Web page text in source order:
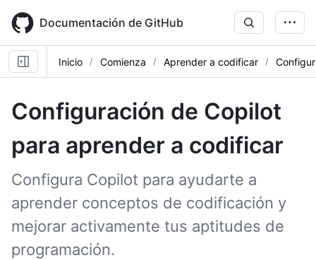
main
content
Documentación de GitHub
Inicio Comienza Aprender a codificar
Configuración de Copilot
para aprender a codificar
Configura Copilot para ayudarte a
aprender conceptos de codificación y
mejorar activamente tus aptitudes de
programación.